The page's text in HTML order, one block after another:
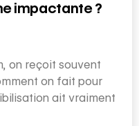
impactante ?
on reçoit souvent
on fait pour
ait vraiment